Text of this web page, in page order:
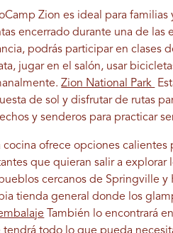
Zion es ideal para
encerrado durante una de las
podrás participar en clases
jugar en el salón, usar
Zion National Park
de sol y disfrutar de rutas
y senderos para practicar
cocina ofrece opciones calientes
que quieran salir a
cercanos de Springville
tienda general donde los
También lo encontrará